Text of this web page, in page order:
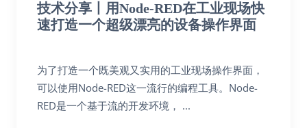
技术分享丨用Node-RED在工业现场快
速打造一个超级漂亮的设备操作界面
为了打造一个既美观又实用的工业现场操作界面，
可以使用Node-RED这一流行的编程工具。Node-
RED是一个基于流的开发环境， ...